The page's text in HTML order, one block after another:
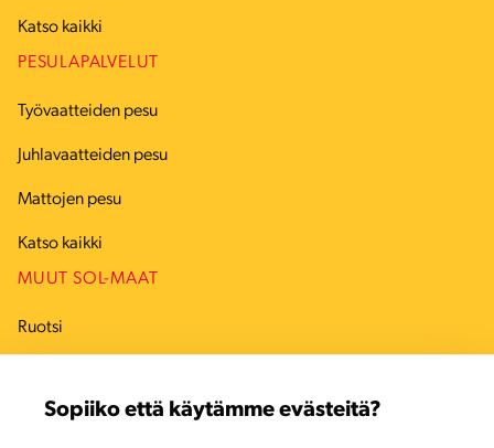
Sopiiko että käytämme evästeitä?
Katso kaikki
PESULAPALVELUT
Työvaatteiden pesu
Juhlavaatteiden pesu
Mattojen pesu
Katso kaikki
MUUT SOL-MAAT
Ruotsi
Viro